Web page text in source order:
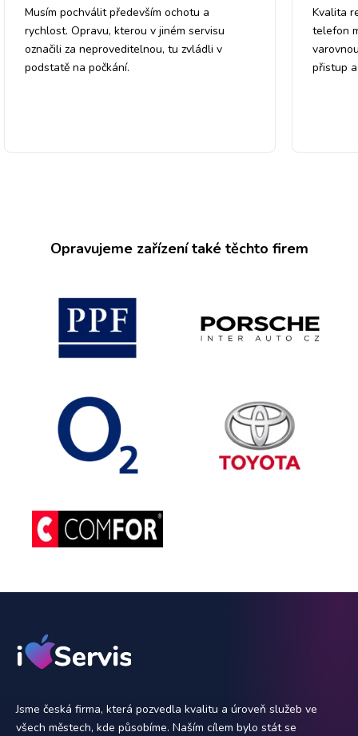
Musím pochválit především ochotu a
rychlost. Opravu, kterou v jiném servisu
označili za neproveditelnou, tu zvládli v
podstatě na počkání.
Kvalita
telefon
přistup
Opravujeme zařízení také těchto firem
Jsme česká firma, která pozvedla kvalitu a úroveň služeb ve
všech městech, kde působíme. Naším cílem bylo stát se